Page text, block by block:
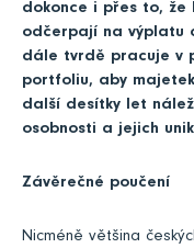
dokonce i přes to, že
odčerpají na výplatu
dále tvrdě pracuje v
portfoliu, aby
další desítky let
osobnosti a jejich
Závěrečné poučení
Nicméně většina